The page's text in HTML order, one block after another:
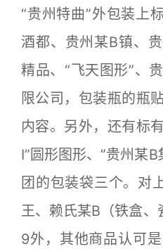
“贵州特曲”外包装上
酒都、贵州某B镇、
精品、“飞天图形”、
限公司，包装瓶的瓶
内容。另外，还有标
I”圆形图形、”贵州某
团的包装袋三个。对
王、赖氏某B（铁盒
9外，其他商品认可